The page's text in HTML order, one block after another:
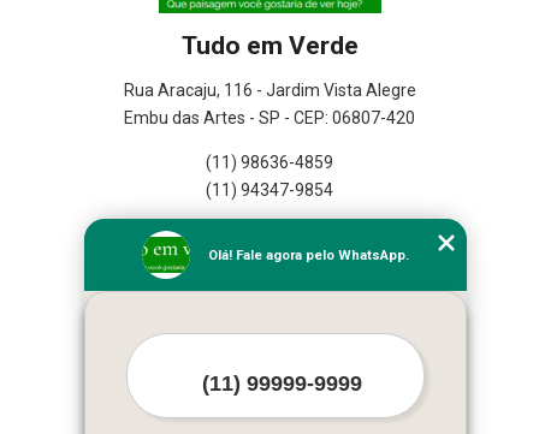
Tudo em Verde
Rua Aracaju, 116 - Jardim Vista Alegre
Embu das Artes - SP - CEP: 06807-420
(11) 98636-4859
(11) 94347-9854
Empresa
Missão
Mapa do site
Mais Serviços
Olá! Fale agora pelo WhatsApp.